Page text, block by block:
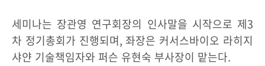
세미나는 장관영 연구회장의 인사말을 시작으로 제3
차 정기총회가 진행되며, 좌장은 커서스바이오 라히지
샤얀 기술책임자와 퍼슨 유현숙 부사장이 맡는다.